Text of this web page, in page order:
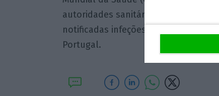
autoridades sanitárias sul-africanas
notificadas infeções em pelo
Portugal.